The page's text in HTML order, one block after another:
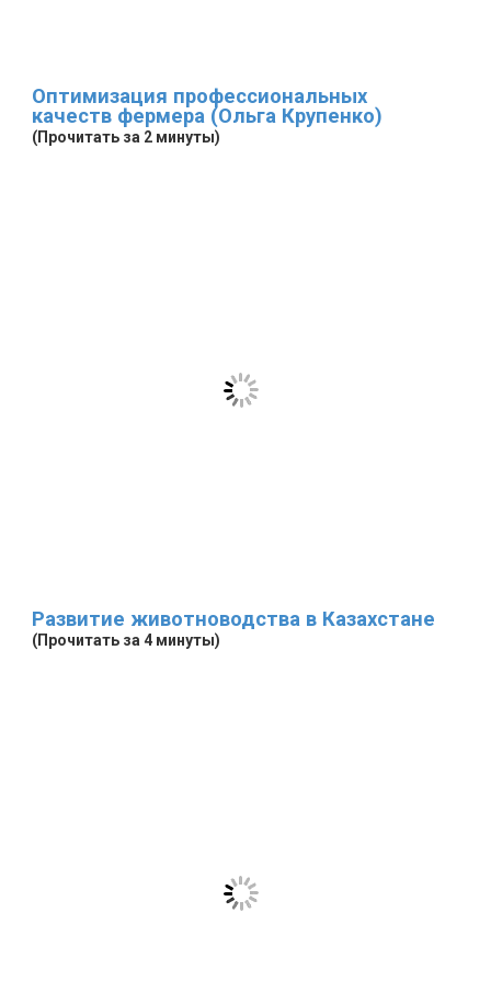
Оптимизация профессиональных
качеств фермера (Ольга Крупенко)
(Прочитать за 2 минуты)
Развитие животноводства в Казахстане
(Прочитать за 4 минуты)